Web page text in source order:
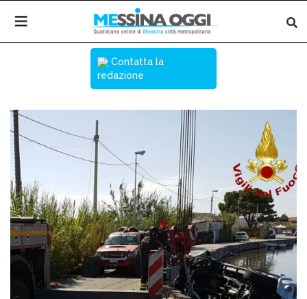
Contatta la
redazione